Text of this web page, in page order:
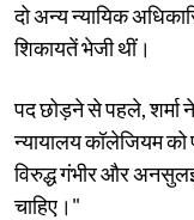
दो अन्य न्यायिक
शिकायतें भेजी थीं।
पद छोड़ने से पहले, शर्मा
न्यायालय कॉलेजियम को
विरुद्ध गंभीर और
चाहिए।"